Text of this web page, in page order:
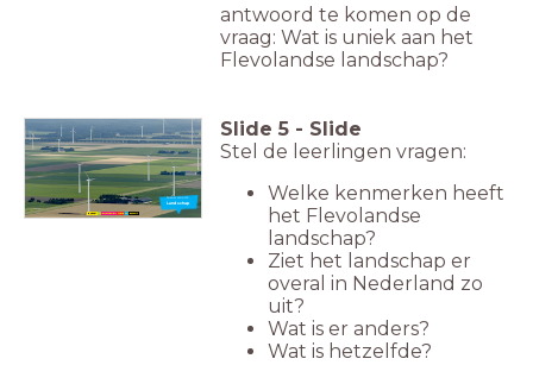
antwoord te komen op de
vraag: Wat is uniek aan het
Flevolandse landschap?
Nieuw woord:
Landschap
Slide 5 - Slide
Stel de leerlingen vragen:
Welke kenmerken heeft
het Flevolandse
landschap?
Ziet het landschap er
overal in Nederland zo
uit?
Wat is er anders?
Wat is hetzelfde?